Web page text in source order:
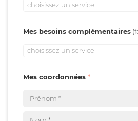
choisissez un service
Mes besoins complémentaires
choisissez un service
Mes coordonnées